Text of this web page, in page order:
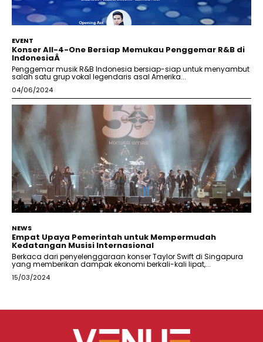
EVENT
Konser All-4-One Bersiap Memukau Penggemar R&B di
IndonesiaÂ
Penggemar musik R&B Indonesia bersiap-siap untuk menyambut
salah satu grup vokal legendaris asal Amerika...
04/06/2024
NEWS
Empat Upaya Pemerintah untuk Mempermudah
Kedatangan Musisi Internasional
Berkaca dari penyelenggaraan konser Taylor Swift di Singapura
yang memberikan dampak ekonomi berkali-kali lipat,...
15/03/2024